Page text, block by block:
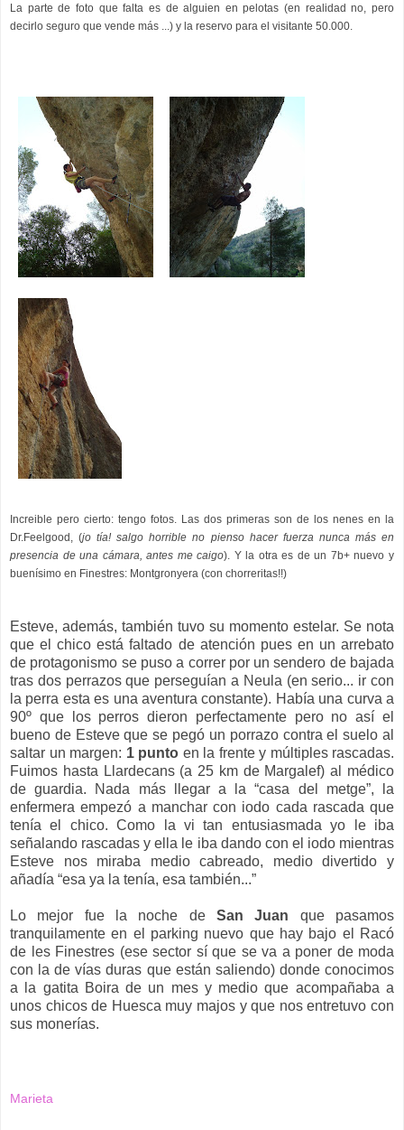
La parte de foto que falta es de alguien en pelotas (en realidad no, pero
decirlo seguro que vende más ...) y la reservo para el visitante 50.000.
Increible pero cierto: tengo fotos. Las dos primeras son de los nenes en la
Dr.Feelgood, (jo tía! salgo horrible no pienso hacer fuerza nunca más en
presencia de una cámara, antes me caigo). Y la otra es de un 7b+ nuevo y
buenísimo en Finestres: Montgronyera (con chorreritas!!)
Esteve, además, también tuvo su momento estelar. Se nota
que el chico está faltado de atención pues en un arrebato
de protagonismo se puso a correr por un sendero de bajada
tras dos perrazos que perseguían a Neula (en serio... ir con
la perra esta es una aventura constante). Había una curva a
90º que los perros dieron perfectamente pero no así el
bueno de Esteve que se pegó un porrazo contra el suelo al
saltar un margen: 1 punto en la frente y múltiples rascadas.
Fuimos hasta Llardecans (a 25 km de Margalef) al médico
de guardia. Nada más llegar a la “casa del metge”, la
enfermera empezó a manchar con iodo cada rascada que
tenía el chico. Como la vi tan entusiasmada yo le iba
señalando rascadas y ella le iba dando con el iodo mientras
Esteve nos miraba medio cabreado, medio divertido y
añadía “esa ya la tenía, esa también...”
Lo mejor fue la noche de San Juan que pasamos
tranquilamente en el parking nuevo que hay bajo el Racó
de les Finestres (ese sector sí que se va a poner de moda
con la de vías duras que están saliendo) donde conocimos
a la gatita Boira de un mes y medio que acompañaba a
unos chicos de Huesca muy majos y que nos entretuvo con
sus monerías.
Marieta